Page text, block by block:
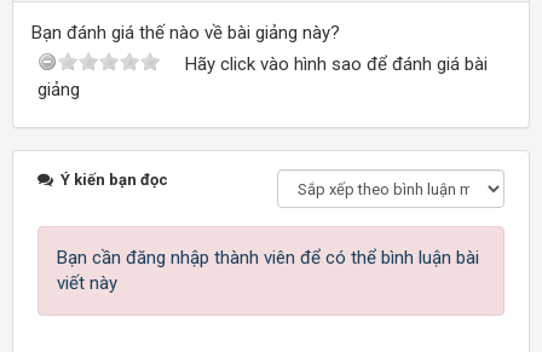
Bạn đánh giá thế nào về bài giảng này?
Hãy click vào hình sao để đánh giá bài
giảng
Ý kiến bạn đọc
Bạn cần đăng nhập thành viên để có thể bình luận bài
viết này